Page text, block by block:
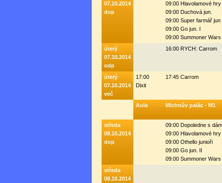
07.10.2014
dop
09:00 Hlavolamové hry
09:00 Duchová jun.
09:00 Super farmář jun
09:00 Go jun. I
09:00 Summoner Wars
úterý
07.10.2014
odp
16:00 RYCH: Carrom
úterý
07.10.2014
več
17:00
Dixit
17:45 Carrom
Aula Michnův palác - M1
středa
08.10.2014
dop
09:00 Dopoledne s
09:00 Hlavolamové hry
09:00 Othello junioři
09:00 Go jun. II
09:00 Summoner Wars
středa
08.10.2014